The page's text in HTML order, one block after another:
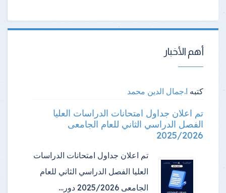
أهم الأخبار
كتبه ا.جمال الدين محمد
تم اعلان جداول امتحانات الدراسات العليا
الفصل الدراسي الثاني للعام الجامعى
2025/2026
تم اعلان جداول امتحانات الدراسات
العليا الفصل الدراسي الثاني للعام
الجامعى 2025/2026 دور…